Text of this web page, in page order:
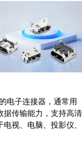
电子连接器，通常用
据传输能力，支持高清
视、电脑、投影仪、